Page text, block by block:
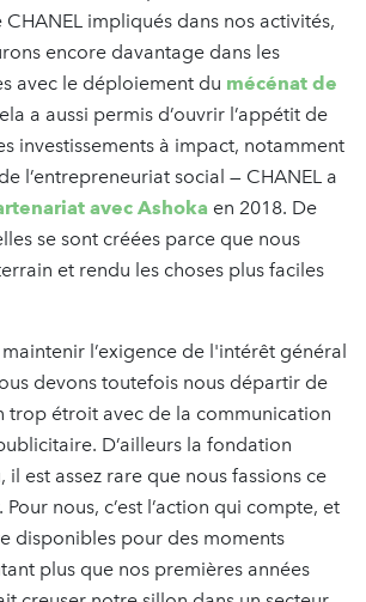
impliqués dans nos activités,
encore davantage dans les
avec le déploiement du mécénat de
a aussi permis d’ouvrir l’appétit de
investissements à impact, notamment
l’entrepreneuriat social — CHANEL a
avec Ashoka en 2018. De
se sont créées parce que nous
et rendu les choses plus faciles
l’exigence de l'intérêt général
devons toutefois nous départir de
trop étroit avec de la communication
D’ailleurs la fondation
est assez rare que nous fassions ce
nous, c’est l’action qui compte, et
disponibles pour des moments
plus que nos premières années